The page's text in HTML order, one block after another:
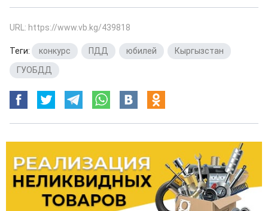
URL: https://www.vb.kg/439818
Теги: конкурс ПДД юбилей Кыргызстан
ГУОБДД